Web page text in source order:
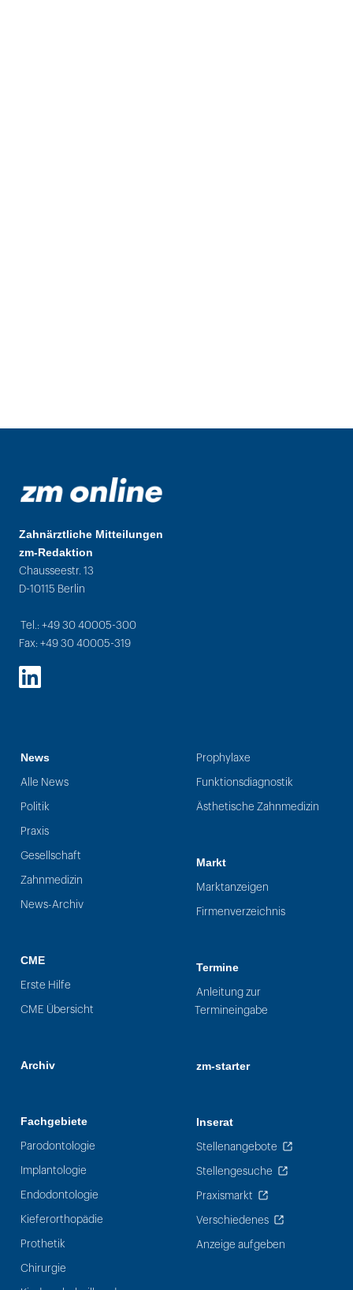
Zahnärztliche Mitteilungen
zm-Redaktion
Chausseestr. 13
D-10115 Berlin
Tel.: +49 30 40005-300
Fax: +49 30 40005-319
LinkedIn
News
Alle News
Politik
Praxis
Gesellschaft
Zahnmedizin
News-Archiv
CME
Erste Hilfe
CME Übersicht
Archiv
Fachgebiete
Parodontologie
Implantologie
Endodontologie
Kieferorthopädie
Prothetik
Chirurgie
Prophylaxe
Funktionsdiagnostik
Ästhetische Zahnmedizin
Markt
Marktanzeigen
Firmenverzeichnis
Termine
Anleitung zur
Termineingabe
zm-starter
Inserat
Stellenangebote
Stellengesuche
Praxismarkt
Verschiedenes
Anzeige aufgeben